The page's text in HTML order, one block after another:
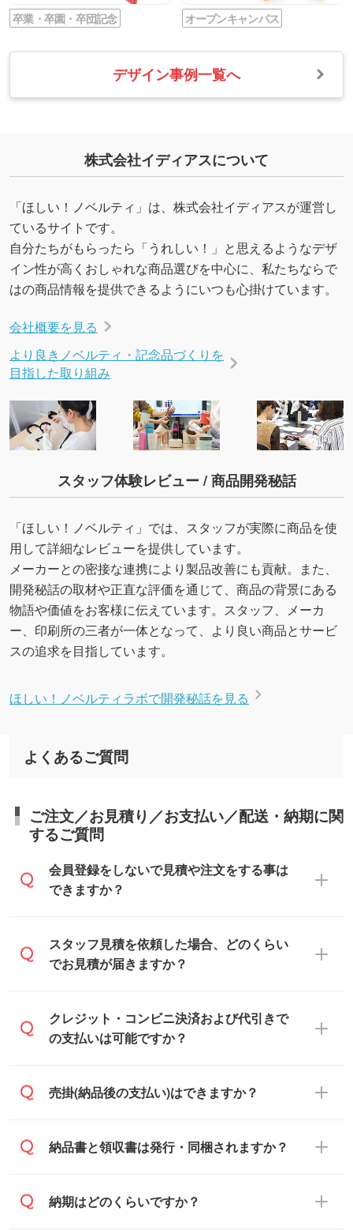
卒業・卒園・卒団記念 オープンキャンパス
デザイン事例一覧へ
株式会社イディアスについて
「ほしい！ノベルティ」は、株式会社イディアスが運営し
ているサイトです。
自分たちがもらったら「うれしい！」と思えるようなデザ
イン性が高くおしゃれな商品選びを中心に、私たちならで
はの商品情報を提供できるようにいつも心掛けています。
会社概要を見る
より良きノベルティ・記念品づくりを
目指した取り組み
スタッフ体験レビュー / 商品開発秘話
「ほしい！ノベルティ」では、スタッフが実際に商品を使
用して詳細なレビューを提供しています。
メーカーとの密接な連携により製品改善にも貢献。また、
開発秘話の取材や正直な評価を通じて、商品の背景にある
物語や価値をお客様に伝えています。スタッフ、メーカ
ー、印刷所の三者が一体となって、より良い商品とサービ
スの追求を目指しています。
ほしい！ノベルティラボで開発秘話を見る
よくあるご質問
ご注文／お見積り／お支払い／配送・納期に関
するご質問
会員登録をしないで見積や注文をする事は
できますか？
可能です。見積・注文フォームにて『ゲス
トのまま進む』ボタンからお進みのうえ、
スタッフ見積を依頼した場合、どのくらい
でお見積が届きますか？
通常、翌営業日までにお送りしておりま
す。混雑状況によっては、お時間をいただ
翌営業日以降のご連絡となります。
クレジット・コンビニ決済および代引きで
の支払いは可能ですか？
銀行振込のみのご対応となります。
売掛(納品後の支払い)はできますか？
基本的には先入金をお願いしております
に対応可能です。
納品書と領収書は発行・同梱されますか？
納品書・領収書は ご依頼をいただいた場合
納期はどのくらいですか？